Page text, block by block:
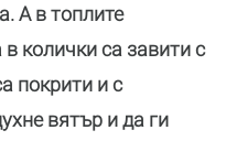
А в топлите
колички са завити с
покрити и с
вятър и да ги